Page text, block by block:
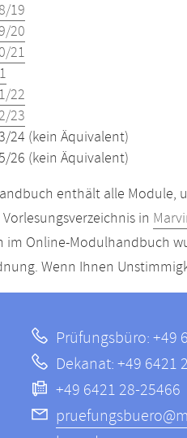
19
20
21
22
23
24 (kein Äquivalent)
26 (kein Äquivalent)
enthält alle Module,
in
im Online-Modulhandbuch
Wenn Ihnen
Prüfungsbüro: +49
Dekanat: +49 6421
+49 6421 28-25466